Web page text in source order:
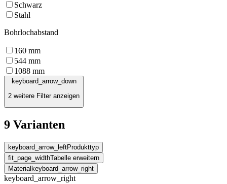
Schwarz
Stahl
Bohrlochabstand
160 mm
544 mm
1088 mm
keyboard_arrow_down
2 weitere Filter anzeigen
9 Varianten
keyboard_arrow_leftProdukttyp
fit_page_widthTabelle erweitern
Material keyboard_arrow_right
keyboard_arrow_right